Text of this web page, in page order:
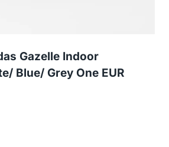
Gazelle Indoor
Blue/ Grey One EUR